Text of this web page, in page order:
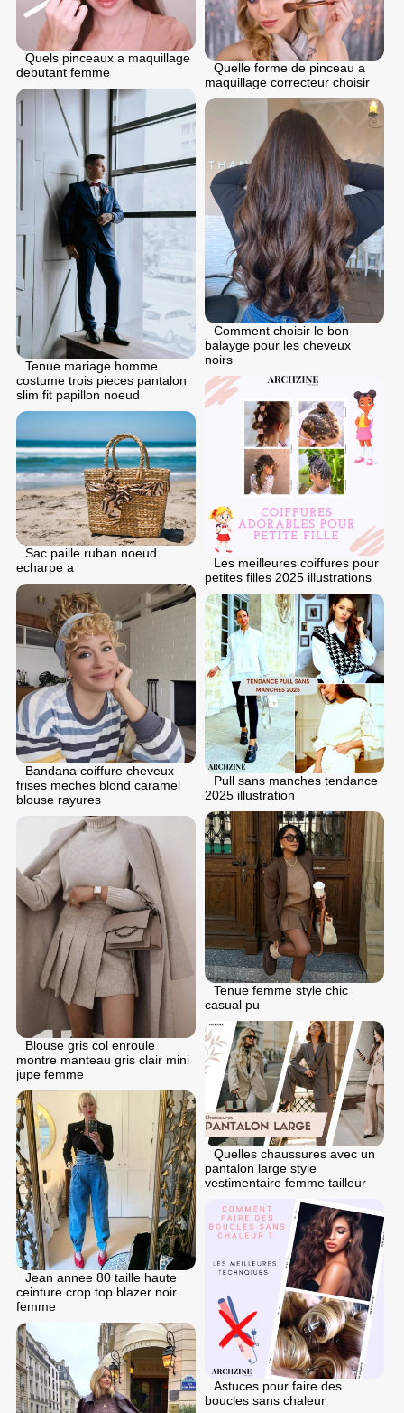
Quels pinceaux a maquillage
debutant femme
Quelle forme de pinceau a
maquillage correcteur choisir
Tenue mariage homme
costume trois pieces pantalon
slim fit papillon noeud
Comment choisir le bon
balayge pour les cheveux
noirs
Les meilleures coiffures pour
petites filles 2025 illustrations
Sac paille ruban noeud
echarpe a
Bandana coiffure cheveux
frises meches blond caramel
blouse rayures
Pull sans manches tendance
2025 illustration
Tenue femme style chic
casual pu
Blouse gris col enroule
montre manteau gris clair mini
jupe femme
Quelles chaussures avec un
pantalon large style
vestimentaire femme tailleur
Jean annee 80 taille haute
ceinture crop top blazer noir
femme
Astuces pour faire des
boucles sans chaleur